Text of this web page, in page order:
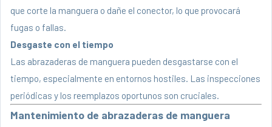
que corte la manguera o dañe el conector, lo que provocará
fugas o fallas.
Desgaste con el tiempo
Las abrazaderas de manguera pueden desgastarse con el
tiempo, especialmente en entornos hostiles. Las inspecciones
periódicas y los reemplazos oportunos son cruciales.
Mantenimiento de abrazaderas de manguera